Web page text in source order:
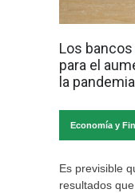
Los
para el
la pandemia
Economía y
Es previsible
resultados